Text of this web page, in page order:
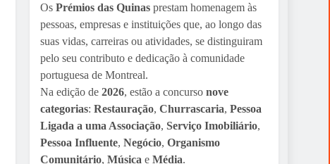
Os Prémios das Quinasprestam homenagem às
pessoas, empresas e instituições que, ao longo das
suas vidas, carreiras ou atividades, se distinguiram
pelo seu contributo e dedicação à comunidade
portuguesa de Montreal.
Na edição de 2026, estão a concurso nove
categorias: Restauração, Churrascaria, Pessoa
Ligada a uma Associação, Serviço Imobiliário,
Pessoa Influente, Negócio, Organismo
Comunitário, Música e Média.